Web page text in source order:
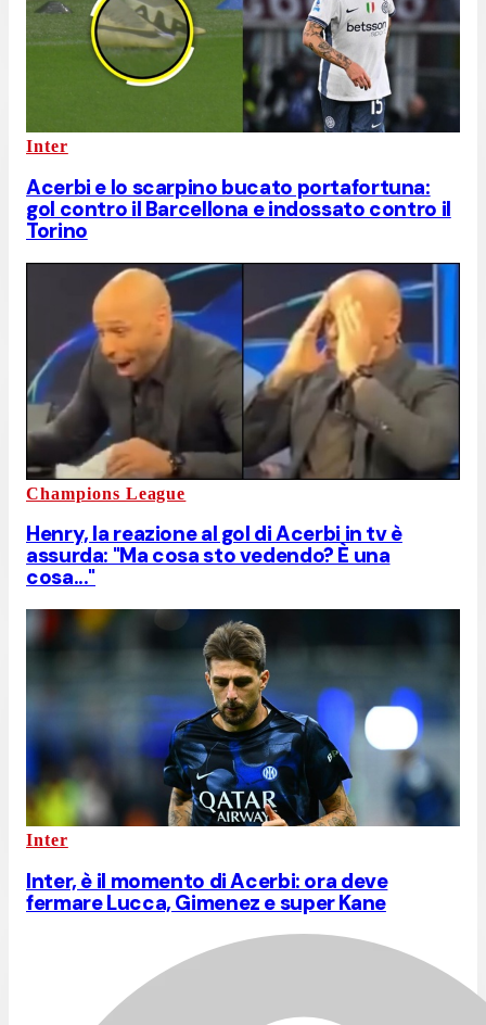
Inter
Acerbi e lo scarpino bucato portafortuna:
gol contro il Barcellona e indossato contro il
Torino
Champions League
Henry, la reazione al gol di Acerbi in tv è
assurda: "Ma cosa sto vedendo? È una
cosa..."
Inter
Inter, è il momento di Acerbi: ora deve
fermare Lucca, Gimenez e super Kane